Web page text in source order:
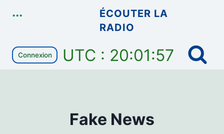
...
ÉCOUTER LA
RADIO
Connexion UTC : 20:01:57
Fake News